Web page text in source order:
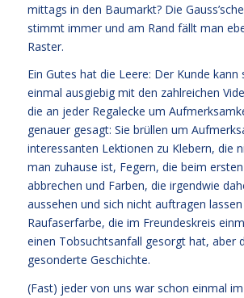
mittags in den Baumarkt? Die
stimmt immer und am Rand fällt man
Raster.
Ein Gutes hat die Leere: Der Kunde kann
einmal ausgiebig mit den zahlreichen
die an jeder Regalecke um
genauer gesagt: Sie brüllen um
interessanten Lektionen zu Klebern, die
man zuhause ist, Fegern, die beim
abbrechen und Farben, die irgendwie
aussehen und sich nicht auftragen
Raufaserfarbe, die im Freundeskreis
einen Tobsuchtsanfall gesorgt hat, aber
gesonderte Geschichte.
(Fast) jeder von uns war schon einmal